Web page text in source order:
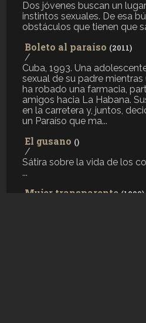
Dos jóvenes buscan un
instintos sexuales. De esa
obstáculos que tienen que
Boleto al paraíso (2011)
/
Cuba, 1993. Una
sexual de su padre
ha robado una farmacia,
amigos hacia La Habana.
en la carretera y, juntos,
un Paraíso que ma...
El gusano ()
/
Sátira sobre la vida de los
...
Mujer transparente (1990)